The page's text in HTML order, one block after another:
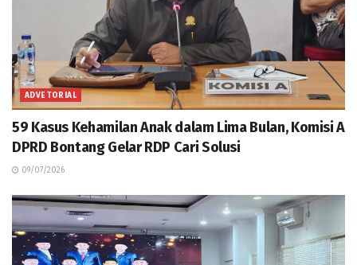
ADVETORIAL
59 Kasus Kehamilan Anak dalam Lima Bulan, Komisi A
DPRD Bontang Gelar RDP Cari Solusi
09/07/2026